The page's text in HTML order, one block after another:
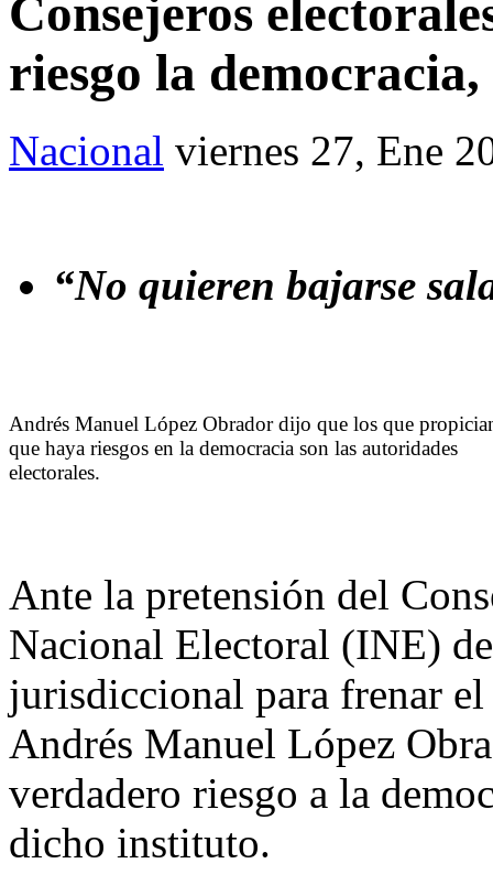
Consejeros
riesgo la
Nacional viernes 27, Ene
“No quieren bajarse
Andrés Manuel López Obrador dijo que los que
que haya riesgos en la democracia son las autoridades
electorales.
Ante la pretensión del
Nacional Electoral (INE)
jurisdiccional para frenar
Andrés Manuel López
verdadero riesgo a la
dicho instituto.